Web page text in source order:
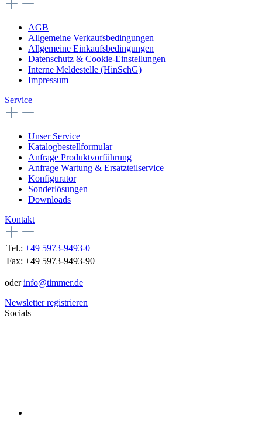
AGB
Allgemeine Verkaufsbedingungen
Allgemeine Einkaufsbedingungen
Datenschutz & Cookie-Einstellungen
Interne Meldestelle (HinSchG)
Impressum
Service
Unser Service
Katalogbestellformular
Anfrage Produktvorführung
Anfrage Wartung & Ersatzteilservice
Konfigurator
Sonderlösungen
Downloads
Kontakt
Tel.: +49 5973-9493-0
Fax: +49 5973-9493-90
oderinfo@timmer.de
Newsletter registrieren
Socials